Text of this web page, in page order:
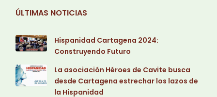
ÚLTIMAS NOTICIAS
Hispanidad Cartagena 2024:
Construyendo Futuro
La asociación Héroes de Cavite busca
desde Cartagena estrechar los lazos de
la Hispanidad